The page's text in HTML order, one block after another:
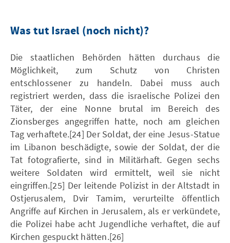
Was tut Israel (noch nicht)?
Die staatlichen Behörden hätten durchaus die
Möglichkeit, zum Schutz von Christen
entschlossener zu handeln. Dabei muss auch
registriert werden, dass die israelische Polizei den
Täter, der eine Nonne brutal im Bereich des
Zionsberges angegriffen hatte, noch am gleichen
Tag verhaftete.[24] Der Soldat, der eine Jesus-Statue
im Libanon beschädigte, sowie der Soldat, der die
Tat fotografierte, sind in Militärhaft. Gegen sechs
weitere Soldaten wird ermittelt, weil sie nicht
eingriffen.[25] Der leitende Polizist in der Altstadt in
Ostjerusalem, Dvir Tamim, verurteilte öffentlich
Angriffe auf Kirchen in Jerusalem, als er verkündete,
die Polizei habe acht Jugendliche verhaftet, die auf
Kirchen gespuckt hätten.[26]